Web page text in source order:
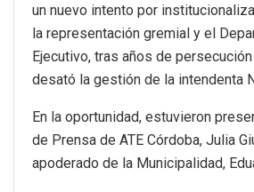
un nuevo intento por
la representación gremial y el
Ejecutivo, tras años de
desató la gestión de la intendenta
En la oportunidad, estuvieron
de Prensa de ATE Córdoba, Julia
apoderado de la Municipalidad,